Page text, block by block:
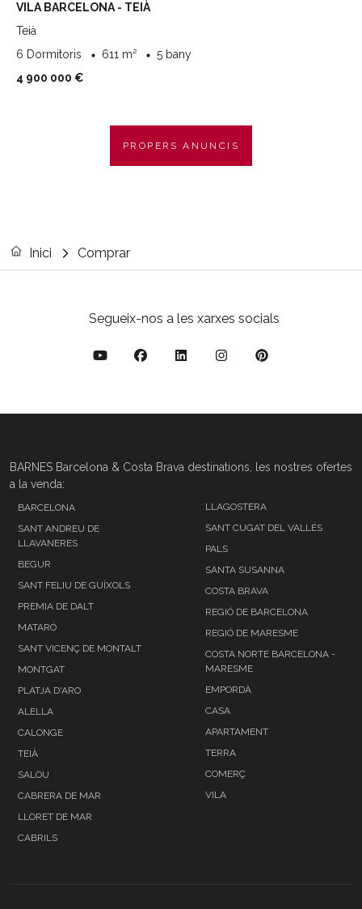
VILA BARCELONA - TEIÀ
Teià
6 Dormitoris
611 m²
5 bany
4 900 000 €
PROPERS ANUNCIS
Inici Comprar
Segueix-nos a les xarxes socials
BARNES Barcelona & Costa Brava destinations, les nostres ofertes
a la venda:
BARCELONA
SANT ANDREU DE
LLAVANERES
BEGUR
SANT FELIU DE GUÍXOLS
PREMIA DE DALT
MATARÓ
SANT VICENÇ DE MONTALT
MONTGAT
PLATJA D'ARO
ALELLA
CALONGE
TEIÀ
SALOU
CABRERA DE MAR
LLORET DE MAR
CABRILS
LLAGOSTERA
SANT CUGAT DEL VALLÉS
PALS
SANTA SUSANNA
COSTA BRAVA
REGIÓ DE BARCELONA
REGIÓ DE MARESME
COSTA NORTE BARCELONA -
MARESME
EMPORDÀ
CASA
APARTAMENT
TERRA
COMERÇ
VILA